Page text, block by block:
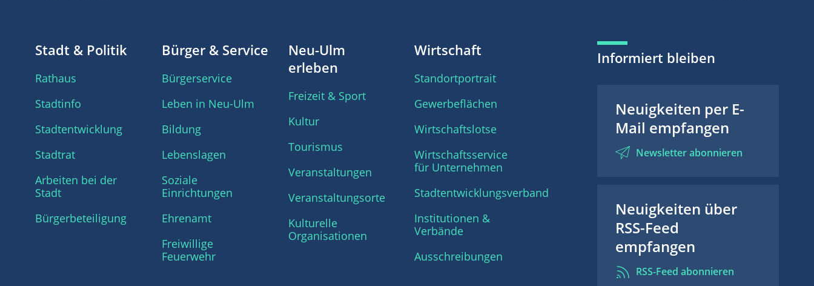
Stadt & Politik
Rathaus
Stadtinfo
Stadtentwicklung
Stadtrat
Arbeiten bei der
Stadt
Bürgerbeteiligung
Bürger & Service
Bürgerservice
Leben in Neu-Ulm
Bildung
Lebenslagen
Soziale
Einrichtungen
Ehrenamt
Freiwillige
Feuerwehr
Neu-Ulm
erleben
Freizeit & Sport
Kultur
Tourismus
Veranstaltungen
Veranstaltungsorte
Kulturelle
Organisationen
Wirtschaft
Standortportrait
Gewerbeflächen
Wirtschaftslotse
Wirtschaftsservice
für Unternehmen
Stadtentwicklungsverband
Institutionen &
Verbände
Ausschreibungen
Informiert bleiben
Neuigkeiten per E-
Mail empfangen
Newsletter abonnieren
Neuigkeiten über
RSS-Feed
empfangen
RSS-Feed abonnieren